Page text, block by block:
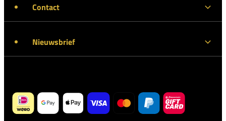
Contact
Nieuwsbrief